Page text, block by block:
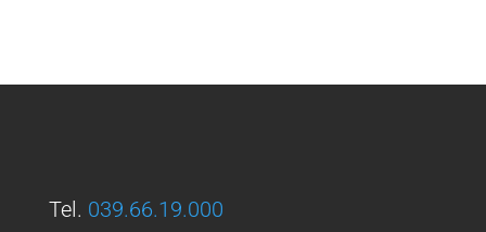
Tel. 039.66.19.000